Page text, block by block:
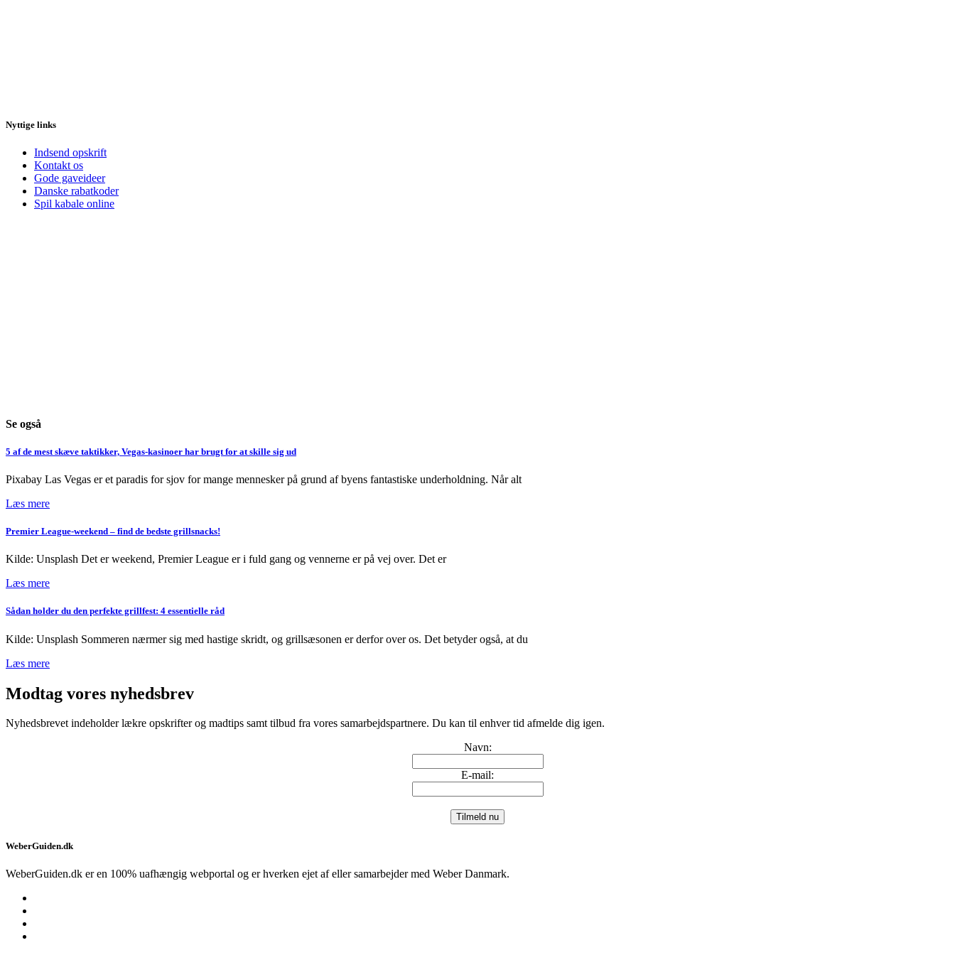
Nyttige links
Indsend opskrift
Kontakt os
Gode gaveideer
Danske rabatkoder
Spil kabale online
Se også
5 af de mest skæve taktikker, Vegas-kasinoer har brugt for at skille sig ud
Pixabay Las Vegas er et paradis for sjov for mange mennesker på grund af byens fantastiske underholdning. Når alt
Læs mere
Premier League-weekend – find de bedste grillsnacks!
Kilde: Unsplash Det er weekend, Premier League er i fuld gang og vennerne er på vej over. Det er
Læs mere
Sådan holder du den perfekte grillfest: 4 essentielle råd
Kilde: Unsplash Sommeren nærmer sig med hastige skridt, og grillsæsonen er derfor over os. Det betyder også, at du
Læs mere
Modtag vores nyhedsbrev
Nyhedsbrevet indeholder lækre opskrifter og madtips samt tilbud fra vores samarbejdspartnere. Du kan til enhver tid afmelde dig igen.
Navn:
E-mail:
WeberGuiden.dk
WeberGuiden.dk er en 100% uafhængig webportal og er hverken ejet af eller samarbejder med Weber Danmark.